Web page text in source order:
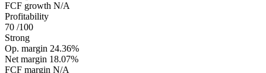
FCF growth N/A
Profitability
70 /100
Strong
Op. margin 24.36%
Net margin 18.07%
FCF margin N/A